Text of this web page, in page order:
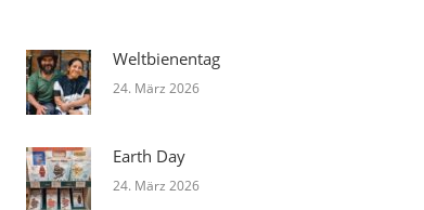
Weltbienentag
24. März 2026
Earth Day
24. März 2026